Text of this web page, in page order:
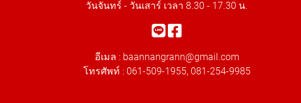
วันจันทร์ - วันเสาร์ เวลา 8.30 - 17.30 น.
อีเมล : baannangrann@gmail.com
โทรศัพท์ : 061-509-1955, 081-254-9985